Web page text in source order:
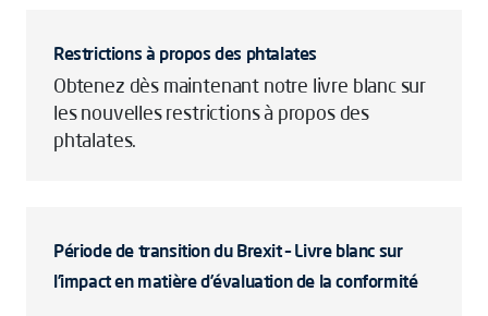
Restrictions à propos des phtalates
Obtenez dès maintenant notre livre blanc sur
les nouvelles restrictions à propos des
phtalates.
Période de transition du Brexit – Livre blanc sur
l’impact en matière d’évaluation de la conformité